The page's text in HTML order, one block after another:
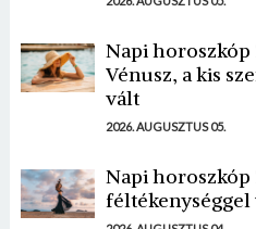
Napi horoszkóp
Vénusz, a kis
vált
2026. AUGUSZTUS 05.
Napi horoszkóp
féltékenységgel